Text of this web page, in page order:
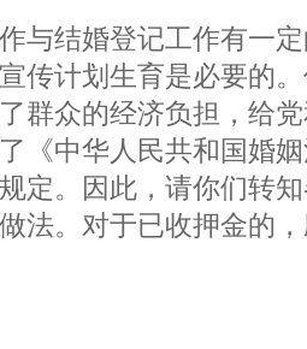
结婚登记工作有一定
传计划生育是必要的
群众的经济负担，给
《中华人民共和国婚
定。因此，请你们转
法。对于已收押金的